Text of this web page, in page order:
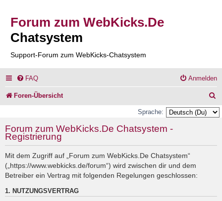
Forum zum WebKicks.De
Chatsystem
Support-Forum zum WebKicks-Chatsystem
FAQ Anmelden
Foren-Übersicht
u
Sprache:
Forum zum WebKicks.De Chatsystem -
Registrierung
Mit dem Zugriff auf „Forum zum WebKicks.De Chatsystem“
(„https://www.webkicks.de/forum“) wird zwischen dir und dem
Betreiber ein Vertrag mit folgenden Regelungen geschlossen:
1. NUTZUNGSVERTRAG